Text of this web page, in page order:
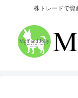
株トレードで資